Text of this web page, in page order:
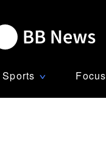
Sports ∨ Focus